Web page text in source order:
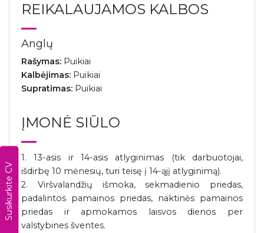
Susikurkite CV
REIKALAUJAMOS KALBOS
Anglų
Rašymas: Puikiai
Kalbėjimas: Puikiai
Supratimas: Puikiai
ĮMONĖ SIŪLO
1. 13-asis ir 14-asis atlyginimas (tik darbuotojai,
išdirbę 10 mėnesių, turi teisę į 14-ąjį atlyginimą).
2. Viršvalandžių išmoka, sekmadienio priedas,
padalintos pamainos priedas, naktinės pamainos
priedas ir apmokamos laisvos dienos per
valstybines šventes.